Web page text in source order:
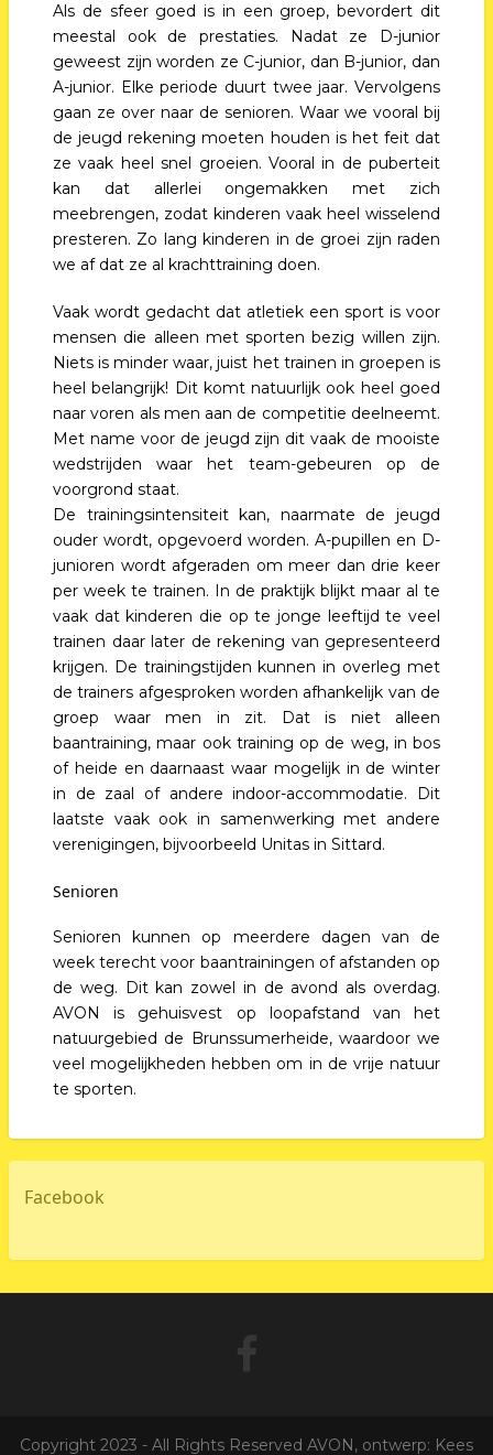
Als de sfeer goed is in een groep, bevordert dit
meestal ook de prestaties. Nadat ze D-junior
geweest zijn worden ze C-junior, dan B-junior, dan
A-junior. Elke periode duurt twee jaar. Vervolgens
gaan ze over naar de senioren. Waar we vooral bij
de jeugd rekening moeten houden is het feit dat
ze vaak heel snel groeien. Vooral in de puberteit
kan dat allerlei ongemakken met zich
meebrengen, zodat kinderen vaak heel wisselend
presteren. Zo lang kinderen in de groei zijn raden
we af dat ze al krachttraining doen.
Vaak wordt gedacht dat atletiek een sport is voor
mensen die alleen met sporten bezig willen zijn.
Niets is minder waar, juist het trainen in groepen is
heel belangrijk! Dit komt natuurlijk ook heel goed
naar voren als men aan de competitie deelneemt.
Met name voor de jeugd zijn dit vaak de mooiste
wedstrijden waar het team-gebeuren op de
voorgrond staat.
De trainingsintensiteit kan, naarmate de jeugd
ouder wordt, opgevoerd worden. A-pupillen en D-
junioren wordt afgeraden om meer dan drie keer
per week te trainen. In de praktijk blijkt maar al te
vaak dat kinderen die op te jonge leeftijd te veel
trainen daar later de rekening van gepresenteerd
krijgen. De trainingstijden kunnen in overleg met
de trainers afgesproken worden afhankelijk van de
groep waar men in zit. Dat is niet alleen
baantraining, maar ook training op de weg, in bos
of heide en daarnaast waar mogelijk in de winter
in de zaal of andere indoor-accommodatie. Dit
laatste vaak ook in samenwerking met andere
verenigingen, bijvoorbeeld Unitas in Sittard.
Senioren
Senioren kunnen op meerdere dagen van de
week terecht voor baantrainingen of afstanden op
de weg. Dit kan zowel in de avond als overdag.
AVON is gehuisvest op loopafstand van het
natuurgebied de Brunssumerheide, waardoor we
veel mogelijkheden hebben om in de vrije natuur
te sporten.
Facebook
Copyright 2023 - All Rights Reserved AVON, ontwerp: Kees